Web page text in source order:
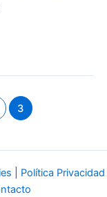
3
Política Privacidad